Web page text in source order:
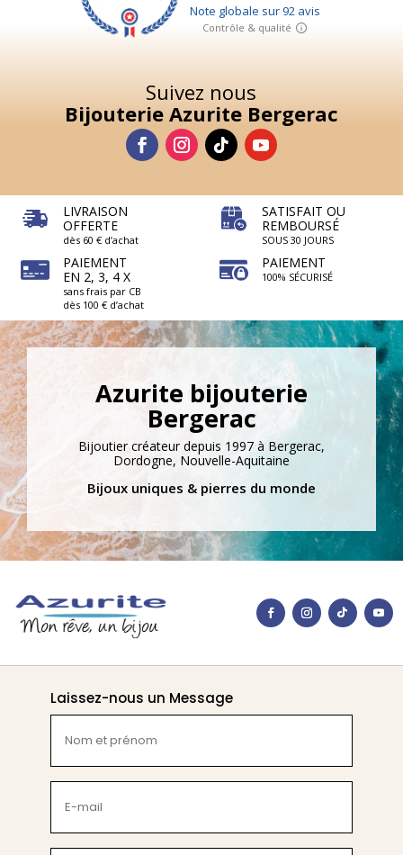
Suivez nous
Bijouterie Azurite Bergerac
LIVRAISON
OFFERTE
dès 60 € d’achat
PAIEMENT
EN 2, 3, 4 X
sans frais par CB
dès 100 € d’achat
SATISFAIT OU
REMBOURSÉ
SOUS 30 JOURS
PAIEMENT
100% SÉCURISÉ
Azurite bijouterie
Bergerac
Bijoutier créateur depuis 1997 à Bergerac,
Dordogne, Nouvelle-Aquitaine
Bijoux uniques & pierres du monde
Laissez-nous un Message
et
prénom
(Nécessaire)
mail
(Nécessaire)